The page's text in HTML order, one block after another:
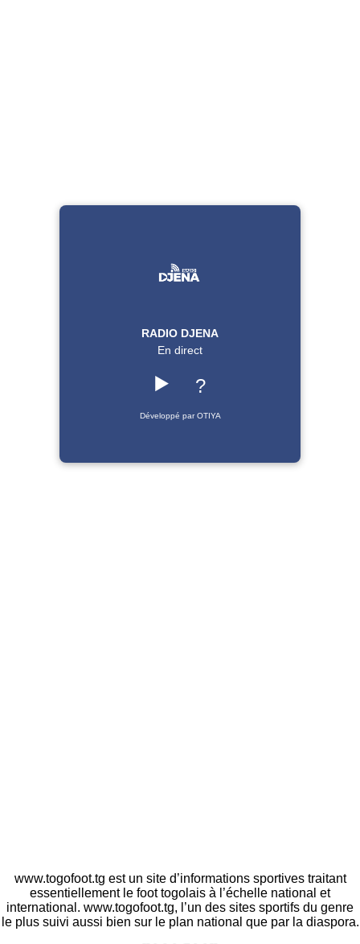
RADIO DJENA
En direct
▶️ ?
Développé par OTIYA
www.togofoot.tg est un site d’informations sportives traitant
essentiellement le foot togolais à l’échelle national et
international. www.togofoot.tg, l’un des sites sportifs du genre
le plus suivi aussi bien sur le plan national que par la diaspora.